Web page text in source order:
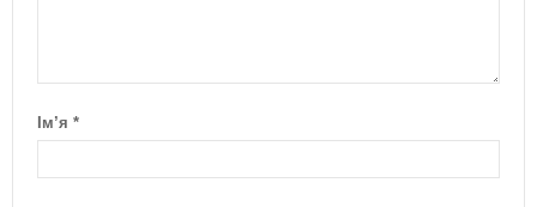
Ім’я *